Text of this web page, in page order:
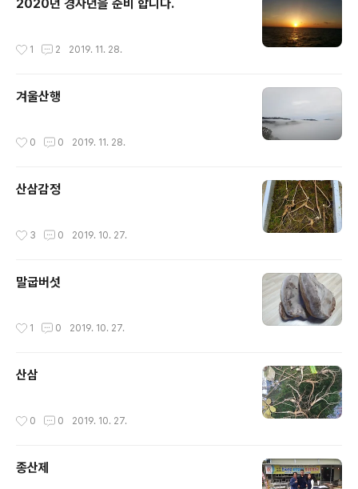
2020년 경자년을 준비 합니다.
1 2 2019. 11. 28.
겨울산행
0 0 2019. 11. 28.
산삼감정
3 0 2019. 10. 27.
말굽버섯
1 0 2019. 10. 27.
산삼
0 0 2019. 10. 27.
종산제